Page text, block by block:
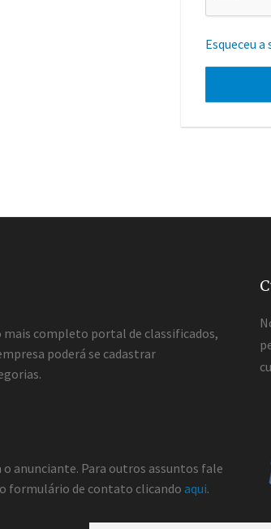
Esqueceu a
mais completo portal de classificados,
poderá se cadastrar
anunciante. Para outros assuntos fale
formulário de contato clicando aqui.